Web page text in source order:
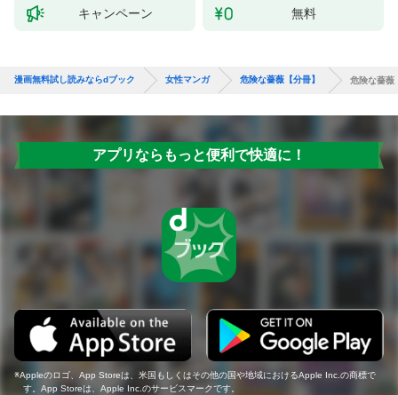
キャンペーン 無料
漫画無料試し読みならdブック 女性マンガ 危険な薔薇【分冊】 危険な薔薇
アプリならもっと便利で快適に！
Appleのロゴ、App Storeは、米国もしくはその他の国や地域におけるApple Inc.の商標で
す。App Storeは、Apple Inc.のサービスマークです。